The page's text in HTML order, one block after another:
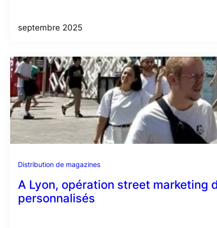
septembre 2025
Distribution de magazines
A Lyon, opération street
personnalisés